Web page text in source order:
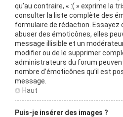
qu’au contraire, « :( » exprime la
consulter la liste complète des
formulaire de rédaction. Essayez
abuser des émoticônes, elles
message illisible et un
modifier ou de le supprimer
administrateurs du forum
nombre d’émoticônes qu’il est
message.
Haut
Puis-je insérer des images ?